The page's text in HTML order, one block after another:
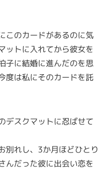
このカードがあるのに気
ットに入れてから彼女を
子に結婚に進んだのを思
度は私にそのカードを託
デスクマットに忍ばせて
別れし、3か月ほどひとり
んだった彼に出会い恋を